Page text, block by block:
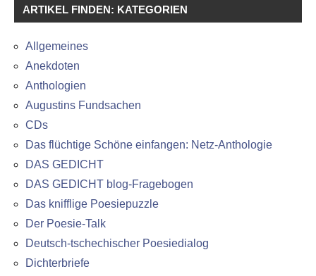
ARTIKEL FINDEN: KATEGORIEN
Allgemeines
Anekdoten
Anthologien
Augustins Fundsachen
CDs
Das flüchtige Schöne einfangen: Netz-Anthologie
DAS GEDICHT
DAS GEDICHT blog-Fragebogen
Das knifflige Poesiepuzzle
Der Poesie-Talk
Deutsch-tschechischer Poesiedialog
Dichterbriefe